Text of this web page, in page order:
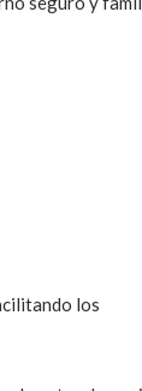
los